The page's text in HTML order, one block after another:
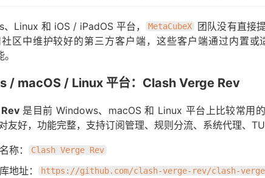
Linux 和 iOS / iPadOS 平台， MetaCubeX
团队没有直接
区中维护较好的第三方客户端，这些客户端通过内置或
/ macOS / Linux 平台：Clash Verge Rev
是目前 Windows、macOS 和 Linux 平台上比较常用
友好，功能完整，支持订阅管理、规则分流、系统代理、
称： Clash Verge Rev
地址： https://github.com/clash-verge-rev/clash-